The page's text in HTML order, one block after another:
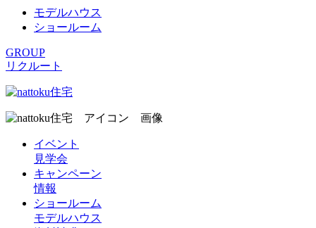
モデルハウス
ショールーム
GROUP
リクルート
イベント
見学会
キャンペーン
情報
ショールーム
モデルハウス